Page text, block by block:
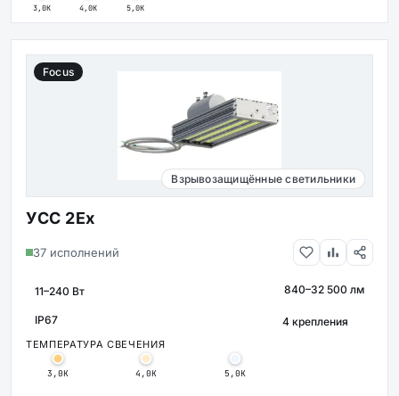
3,0К 4,0К 5,0К
Focus
Взрывозащищённые светильники
УСС 2Ex
37 исполнений
МОЩНОСТЬ СВЕТОВОЙ ПОТОК
840–32 500 лм
ЗАЩИТА
IP67
ТЕМПЕРАТУРА СВЕЧЕНИЯ
3,0К 4,0К 5,0К